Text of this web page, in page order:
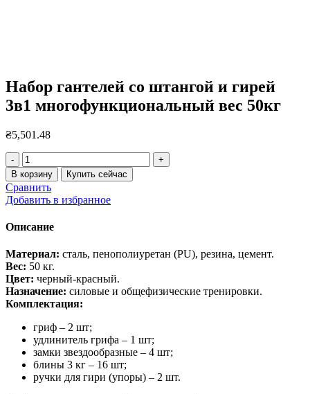
Набор гантелей со штангой и гирей
3в1 многофункциональный вес 50кг
₴5,501.48
Количество
товара
Набор
гантелей
со
и
3в1
многофункциональный
вес
50кг
В корзину Купить сейчас
Сравнить
Добавить в избранное
Описание
Материал: сталь, пенополиуретан (PU), резина, цемент.
Вес: 50 кг.
Цвет: черный-красный.
Назначение: силовые и общефизические тренировки.
Комплектация:
гриф – 2 шт;
удлинитель грифа – 1 шт;
замки звездообразные – 4 шт;
блины 3 кг – 16 шт;
ручки для гири (упоры) – 2 шт.